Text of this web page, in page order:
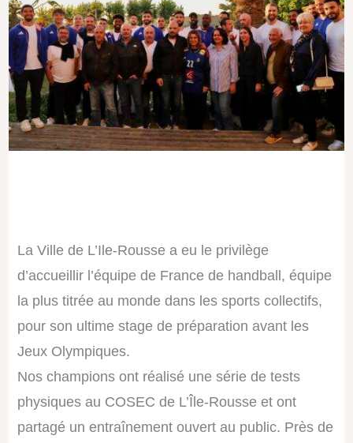
La Ville de L’Ile-Rousse a eu le privilège
d’accueillir l’équipe de France de handball, équipe
la plus titrée au monde dans les sports collectifs,
pour son ultime stage de préparation avant les
Jeux Olympiques.
Nos champions ont réalisé une série de tests
physiques au COSEC de L’Île-Rousse et ont
partagé un entraînement ouvert au public. Près de